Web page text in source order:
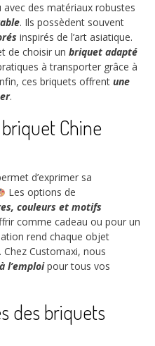
avec des matériaux robustes
. Ils possèdent souvent
inspirés de l’art asiatique.
de choisir un briquet adapté
à transporter grâce à
ces briquets offrent une
.
Chine
d’exprimer sa
Les options de
couleurs et motifs
comme cadeau ou pour un
rend chaque objet
. Chez Customaxi, nous
l’emploipour tous vos
des briquets